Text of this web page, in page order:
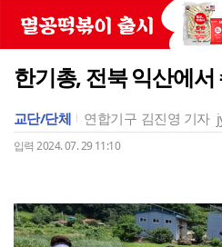
한기총, 전북 익산에
교단/단체 연합기구 김진영 기자
입력 2024. 07. 29 11:10